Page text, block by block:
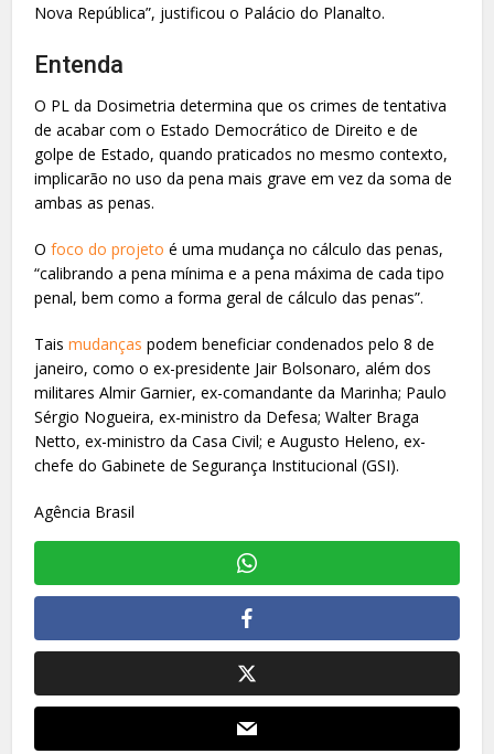
Nova República”, justificou o Palácio do Planalto.
Entenda
O PL da Dosimetria determina que os crimes de tentativa
de acabar com o Estado Democrático de Direito e de
golpe de Estado, quando praticados no mesmo contexto,
implicarão no uso da pena mais grave em vez da soma de
ambas as penas.
Ofoco do projeto é uma mudança no cálculo das penas,
“calibrando a pena mínima e a pena máxima de cada tipo
penal, bem como a forma geral de cálculo das penas”.
Taismudanças podem beneficiar condenados pelo 8 de
janeiro, como o ex-presidente Jair Bolsonaro, além dos
militares Almir Garnier, ex-comandante da Marinha; Paulo
Sérgio Nogueira, ex-ministro da Defesa; Walter Braga
Netto, ex-ministro da Casa Civil; e Augusto Heleno, ex-
chefe do Gabinete de Segurança Institucional (GSI).
Agência Brasil